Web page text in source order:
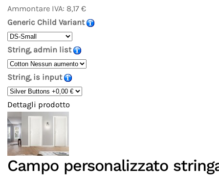
Ammontare IVA: 8,17 €
Generic Child Variant
String, admin list
String, is input
Dettagli prodotto
Campo personalizzato